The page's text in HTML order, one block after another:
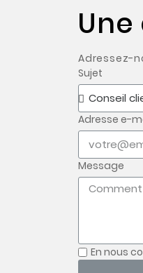
Adressez-
Sujet
Adresse e-
Message
En nous